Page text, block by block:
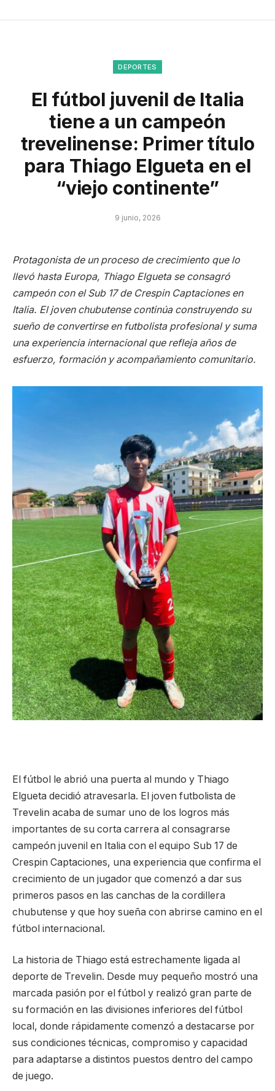
DEPORTES
El fútbol juvenil de Italia
tiene a un campeón
trevelinense: Primer título
para Thiago Elgueta en el
“viejo continente”
9 junio, 2026
Protagonista de un proceso de crecimiento que lo
llevó hasta Europa, Thiago Elgueta se consagró
campeón con el Sub 17 de Crespin Captaciones en
Italia. El joven chubutense continúa construyendo su
sueño de convertirse en futbolista profesional y suma
una experiencia internacional que refleja años de
esfuerzo, formación y acompañamiento comunitario.
El fútbol le abrió una puerta al mundo y Thiago
Elgueta decidió atravesarla. El joven futbolista de
Trevelin acaba de sumar uno de los logros más
importantes de su corta carrera al consagrarse
campeón juvenil en Italia con el equipo Sub 17 de
Crespin Captaciones, una experiencia que confirma el
crecimiento de un jugador que comenzó a dar sus
primeros pasos en las canchas de la cordillera
chubutense y que hoy sueña con abrirse camino en el
fútbol internacional.
La historia de Thiago está estrechamente ligada al
deporte de Trevelin. Desde muy pequeño mostró una
marcada pasión por el fútbol y realizó gran parte de
su formación en las divisiones inferiores del fútbol
local, donde rápidamente comenzó a destacarse por
sus condiciones técnicas, compromiso y capacidad
para adaptarse a distintos puestos dentro del campo
de juego.